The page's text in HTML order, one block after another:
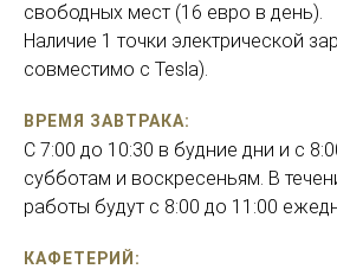
свободных мест (16 евро в день).
Наличие 1 точки электрической
совместимо с Tesla).
ВРЕМЯ ЗАВТРАКА:
C 7:00 до 10:30 в будние дни и с
субботам и воскресеньям. В
работы будут с 8:00 до 11:00
КАФЕТЕРИЙ: